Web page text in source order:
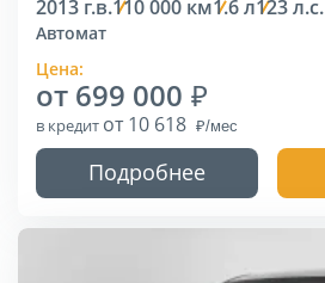
2013 г.в.110 000 км1.6 л123 л.с.
Автомат
Цена:
от 699 000
в кредит от 10 618
Подробнее